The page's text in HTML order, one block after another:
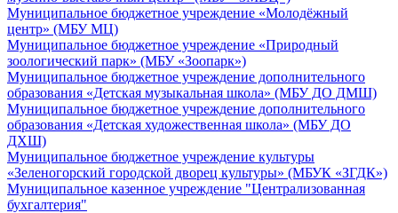
Муниципальное бюджетное учреждение «Молодёжный
центр» (МБУ МЦ)
Муниципальное бюджетное учреждение «Природный
зоологический парк» (МБУ «Зоопарк»)
Муниципальное бюджетное учреждение дополнительного
образования «Детская музыкальная школа» (МБУ ДО ДМШ)
Муниципальное бюджетное учреждение дополнительного
образования «Детская художественная школа» (МБУ ДО
ДХШ)
Муниципальное бюджетное учреждение культуры
«Зеленогорский городской дворец культуры» (МБУК «ЗГДК»)
Муниципальное казенное учреждение "Централизованная
бухгалтерия"